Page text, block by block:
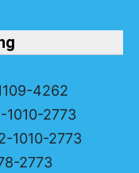
4262
1010-2773
1010-2773
2773